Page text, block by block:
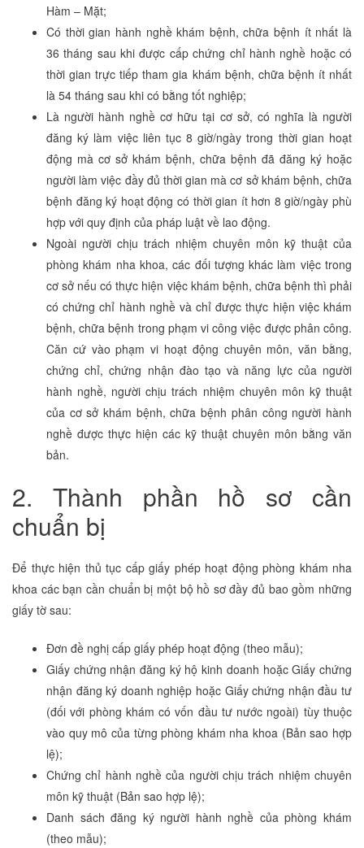
Hàm – Mặt;
Có thời gian hành nghề khám bệnh, chữa bệnh ít nhất là
36 tháng sau khi được cấp chứng chỉ hành nghề hoặc có
thời gian trực tiếp tham gia khám bệnh, chữa bệnh ít nhất
là 54 tháng sau khi có bằng tốt nghiệp;
Là người hành nghề cơ hữu tại cơ sở, có nghĩa là người
đăng ký làm việc liên tục 8 giờ/ngày trong thời gian hoạt
động mà cơ sở khám bệnh, chữa bệnh đã đăng ký hoặc
người làm việc đầy đủ thời gian mà cơ sở khám bệnh, chữa
bệnh đăng ký hoạt động có thời gian ít hơn 8 giờ/ngày phù
hợp với quy định của pháp luật về lao động.
Ngoài người chịu trách nhiệm chuyên môn kỹ thuật của
phòng khám nha khoa, các đối tượng khác làm việc trong
cơ sở nếu có thực hiện việc khám bệnh, chữa bệnh thì phải
có chứng chỉ hành nghề và chỉ được thực hiện việc khám
bệnh, chữa bệnh trong phạm vi công việc được phân công.
Căn cứ vào phạm vi hoạt động chuyên môn, văn bằng,
chứng chỉ, chứng nhận đào tạo và năng lực của người
hành nghề, người chịu trách nhiệm chuyên môn kỹ thuật
của cơ sở khám bệnh, chữa bệnh phân công người hành
nghề được thực hiện các kỹ thuật chuyên môn bằng văn
bản.
2. Thành phần hồ sơ cần
chuẩn bị
Để thực hiện thủ tục cấp giấy phép hoạt động phòng khám nha
khoa các bạn cần chuẩn bị một bộ hồ sơ đầy đủ bao gồm những
giấy tờ sau:
Đơn đề nghị cấp giấy phép hoạt động (theo mẫu);
Giấy chứng nhận đăng ký hộ kinh doanh hoặc Giấy chứng
nhận đăng ký doanh nghiệp hoặc Giấy chứng nhận đầu tư
(đối với phòng khám có vốn đầu tư nước ngoài) tùy thuộc
vào quy mô của từng phòng khám nha khoa (Bản sao hợp
lệ);
Chứng chỉ hành nghề của người chịu trách nhiệm chuyên
môn kỹ thuật (Bản sao hợp lệ);
Danh sách đăng ký người hành nghề của phòng khám
(theo mẫu);